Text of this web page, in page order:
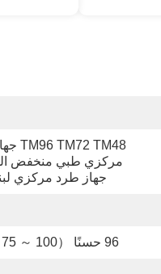
جهاز طرد مركزي
96 حسنًا （Φ13 × 75 ～ 100